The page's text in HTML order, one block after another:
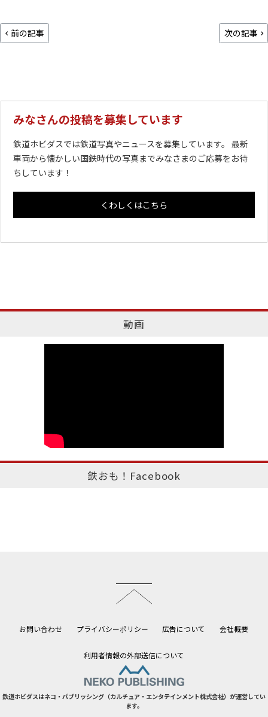
前の記事 次の記事
みなさんの投稿を募集しています
鉄道ホビダスでは鉄道写真やニュースを募集しています。 最新
車両から懐かしい国鉄時代の写真までみなさまのご応募をお待
ちしています！
くわしくはこちら
動画
鉄おも！Facebook
お問い合わせ プライバシーポリシー 広告について 会社概要
利用者情報の外部送信について
鉄道ホビダスはネコ・パブリッシング（カルチュア・エンタテインメント株式会社）が運営してい
ます。